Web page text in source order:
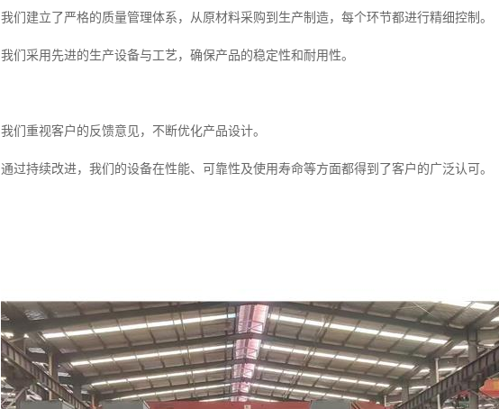
我们建立了严格的质量管理体系，从原材料采购到生产制造，每个环节都进行精细控制。
我们采用先进的生产设备与工艺，确保产品的稳定性和耐用性。
我们重视客户的反馈意见，不断优化产品设计。
通过持续改进，我们的设备在性能、可靠性及使用寿命等方面都得到了客户的广泛认可。